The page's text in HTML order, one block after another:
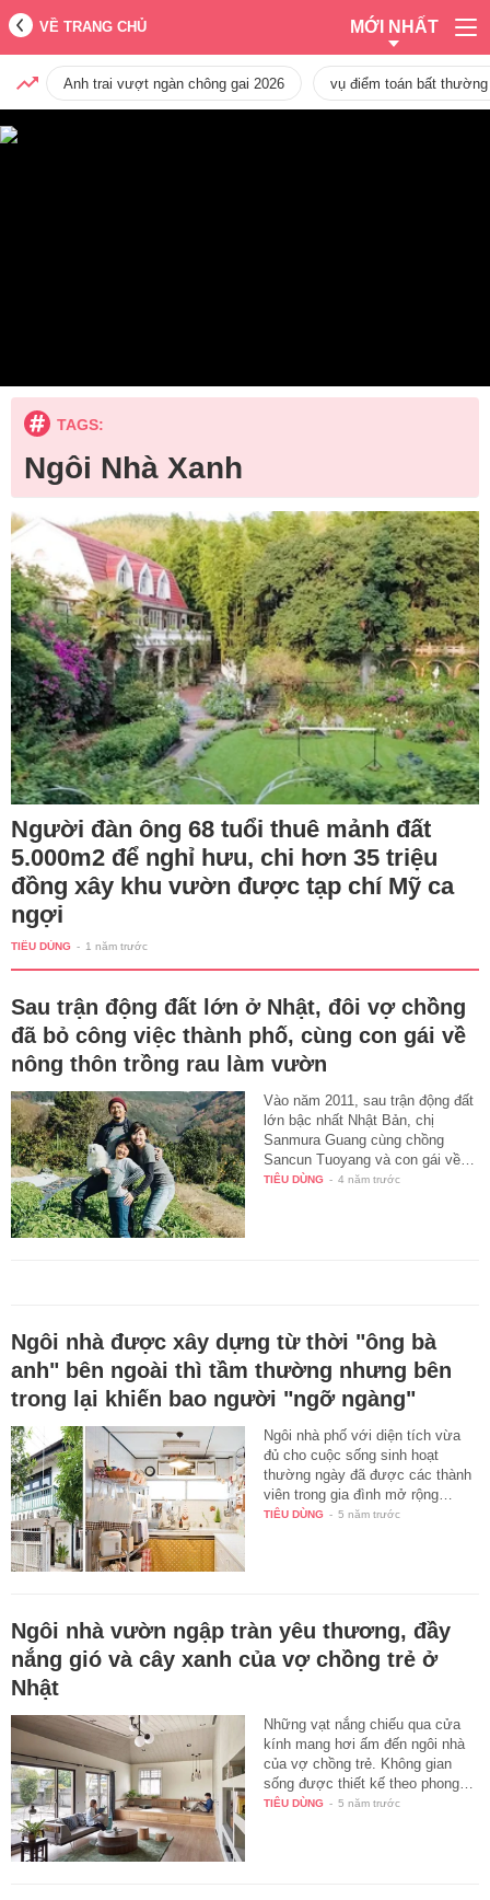
VỀ TRANG CHỦ MỚI NHẤT
Anh trai vượt ngàn chông gai 2026 vụ điểm toán bất
TAGS:
Ngôi Nhà Xanh
Người đàn ông 68 tuổi thuê mảnh đất
5.000m2 để nghỉ hưu, chi hơn 35 triệu
đồng xây khu vườn được tạp chí Mỹ ca
ngợi
TIÊU DÙNG - 1 năm trước
Sau trận động đất lớn ở Nhật, đôi vợ chồng
đã bỏ công việc thành phố, cùng con gái về
nông thôn trồng rau làm vườn
Vào năm 2011, sau trận động đất
lớn bậc nhất Nhật Bản, chị
Sanmura Guang cùng chồng
Sancun Tuoyang và con gái về…
TIÊU DÙNG - 4 năm trước
Ngôi nhà được xây dựng từ thời "ông bà
anh" bên ngoài thì tầm thường nhưng bên
trong lại khiến bao người "ngỡ ngàng"
Ngôi nhà phố với diện tích vừa
đủ cho cuộc sống sinh hoạt
thường ngày đã được các thành
viên trong gia đình mở rộng…
TIÊU DÙNG - 5 năm trước
Ngôi nhà vườn ngập tràn yêu thương, đầy
nắng gió và cây xanh của vợ chồng trẻ ở
Nhật
Những vạt nắng chiếu qua cửa
kính mang hơi ấm đến ngôi nhà
của vợ chồng trẻ. Không gian
sống được thiết kế theo phong…
TIÊU DÙNG - 5 năm trước